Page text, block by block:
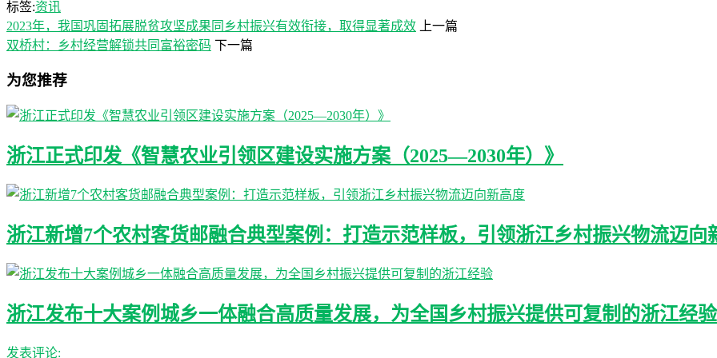
标签:资讯
2023年，我国巩固拓展脱贫攻坚成果同乡村振兴有效衔接，取得显著成效
上一篇
双桥村：乡村经营解锁共同富裕密码 下一篇
为您推荐
浙江正式印发《智慧农业引领区建设实施方案（2025—2030年）》
浙江新增7个农村客货邮融合典型案例：打造示范样板，引领浙江乡村振兴物流迈向
浙江发布十大案例城乡一体融合高质量发展，为全国乡村振兴提供可复制的浙江经验
发表评论: